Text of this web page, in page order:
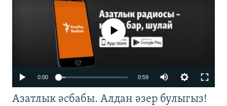
No media source currently available
0:00 0:59
Азатлык әсбабы. Алдан әзер булыгыз!